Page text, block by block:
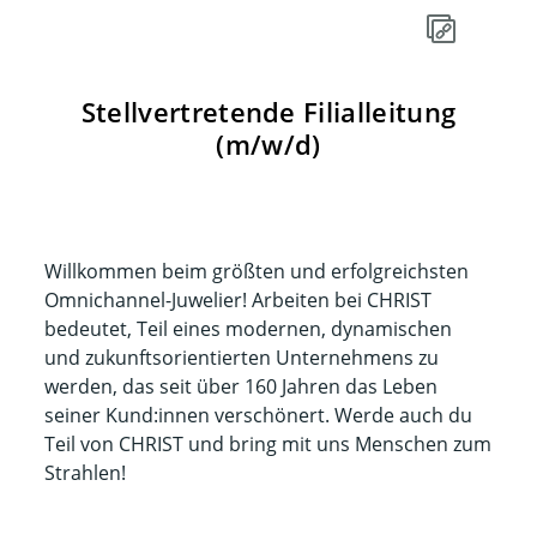
Stellvertretende Filialleitung
(m/w/d)
Willkommen beim größten und erfolgreichsten
Omnichannel-Juwelier! Arbeiten bei CHRIST
bedeutet, Teil eines modernen, dynamischen
und zukunftsorientierten Unternehmens zu
werden, das seit über 160 Jahren das Leben
seiner Kund:innen verschönert. Werde auch du
Teil von CHRIST und bring mit uns Menschen zum
Strahlen!​​